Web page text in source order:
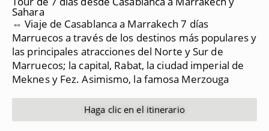
Sahara
⇔ Viaje de Casablanca a Marrakech 7 días
Marruecos a través de los destinos más populares y
las principales atracciones del Norte y Sur de
Marruecos; la capital, Rabat, la ciudad imperial de
Meknes y Fez. Asimismo, la famosa Merzouga
Haga clic en el itinerario